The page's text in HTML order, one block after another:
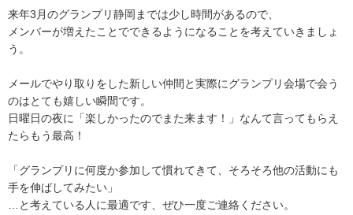
来年3月のグランプリ静岡までは少し時間があるので、
メンバーが増えたことでできるようになることを考えていきましょ
う。
メールでやり取りをした新しい仲間と実際にグランプリ会場で会う
のはとても嬉しい瞬間です。
日曜日の夜に「楽しかったのでまた来ます！」なんて言ってもらえ
たらもう最高！
「グランプリに何度か参加して慣れてきて、そろそろ他の活動にも
手を伸ばしてみたい」
…と考えている人に最適です、ぜひ一度ご連絡ください。